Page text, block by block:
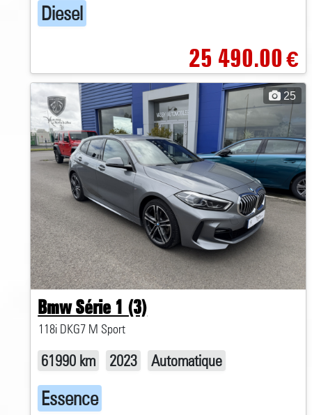
Diesel
25 490.00€
25
Bmw Série 1 (3)
118i DKG7 M Sport
61990 km 2023 Automatique
Essence